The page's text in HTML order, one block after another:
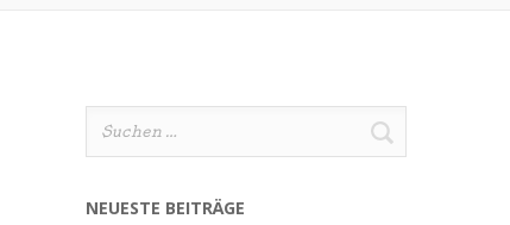
Suche
NEUESTE BEITRÄGE